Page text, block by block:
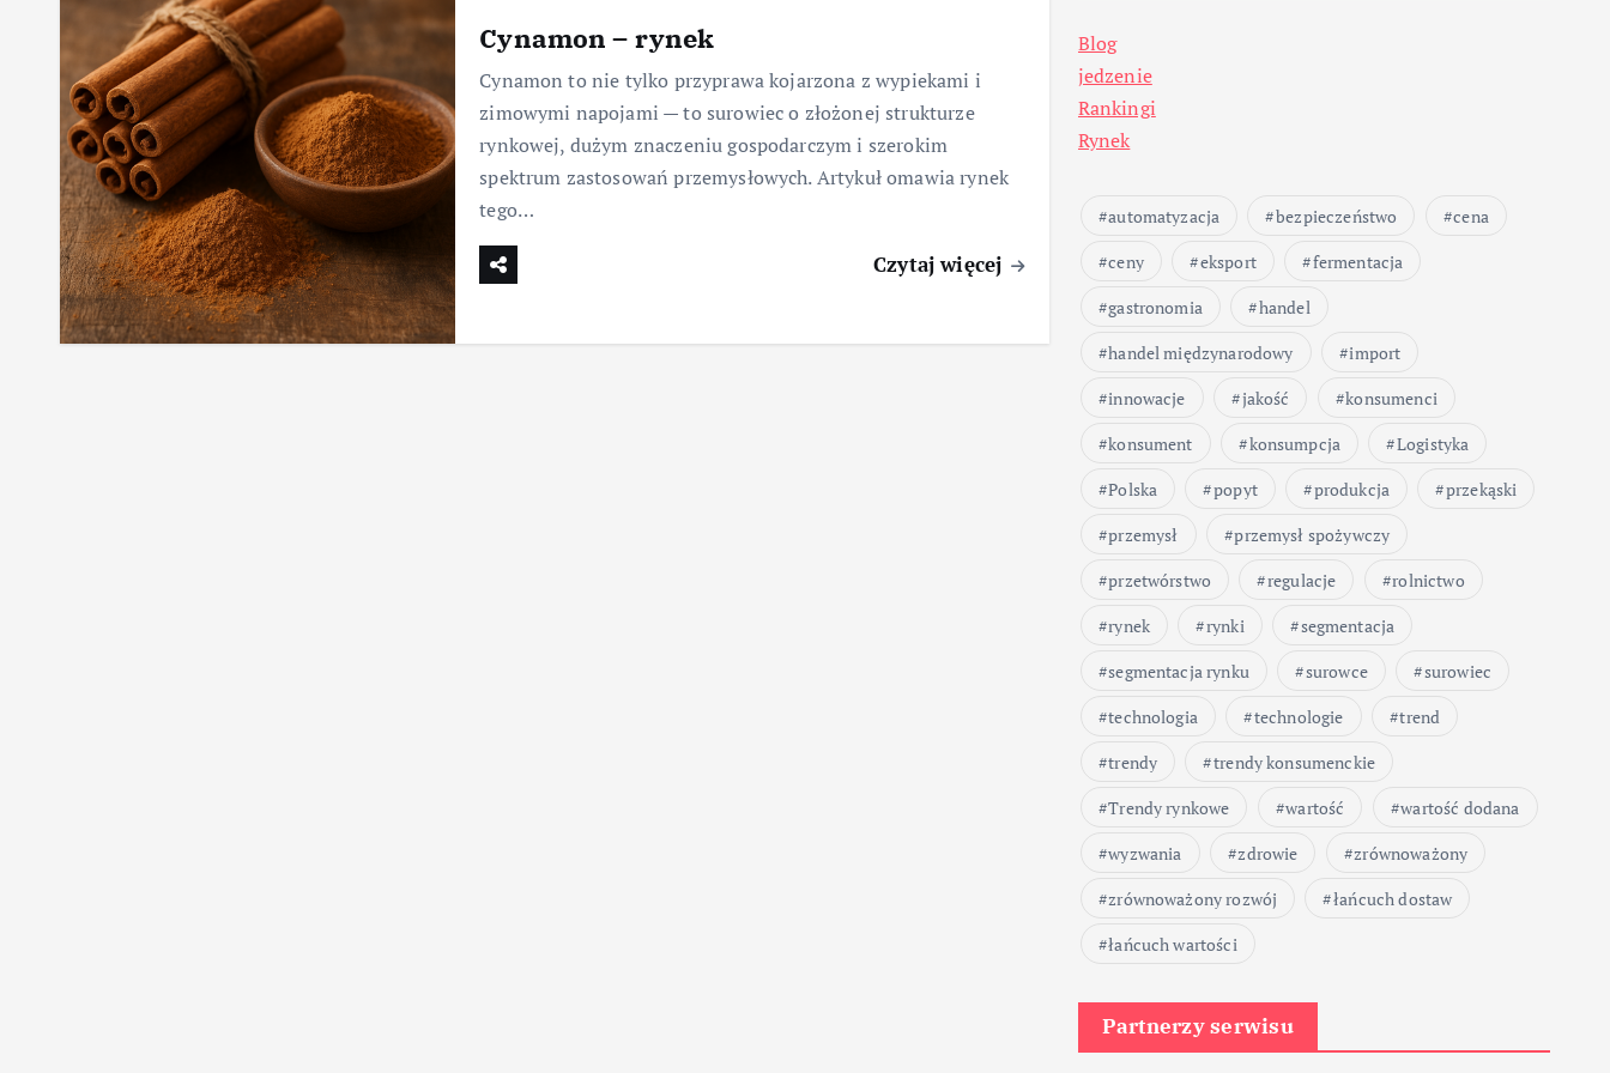
Cynamon – rynek
Cynamon to nie tylko przyprawa kojarzona z wypiekami i
zimowymi napojami — to surowiec o złożonej strukturze
rynkowej, dużym znaczeniu gospodarczym i szerokim
spektrum zastosowań przemysłowych. Artykuł omawia rynek
tego…
Czytaj więcej
Blog
jedzenie
Rankingi
Rynek
automatyzacja bezpieczeństwo
cena
ceny
eksport
fermentacja
gastronomia
handel
handel międzynarodowy
import
innowacje
jakość
konsumenci
konsument
konsumpcja
Logistyka
Polska
popyt produkcja
przekąski
przemysł
przemysł spożywczy
przetwórstwo
regulacje
rolnictwo
rynek
rynki
segmentacja
segmentacja rynku
surowce
surowiec
technologia
technologie
trend
trendy
trendy konsumenckie
Trendy rynkowe
wartość
wartość dodana
wyzwania
zdrowie
zrównoważony
zrównoważony rozwój
łańcuch dostaw
łańcuch wartości
Partnerzy serwisu